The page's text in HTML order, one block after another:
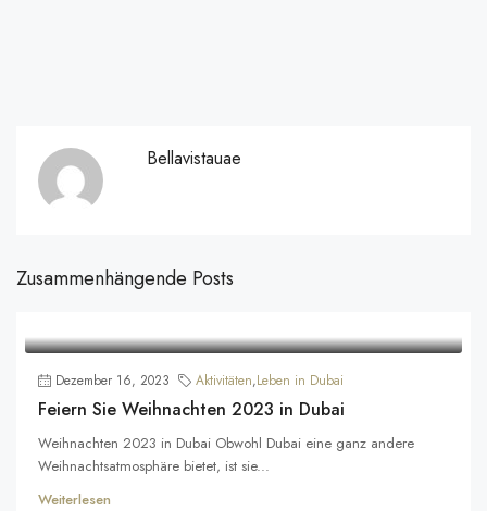
Bellavistauae
Zusammenhängende Posts
Dezember 16, 2023 Aktivitäten,Leben in Dubai
Feiern Sie Weihnachten 2023 in Dubai
Weihnachten 2023 in Dubai Obwohl Dubai eine ganz andere
Weihnachtsatmosphäre bietet, ist sie...
Weiterlesen